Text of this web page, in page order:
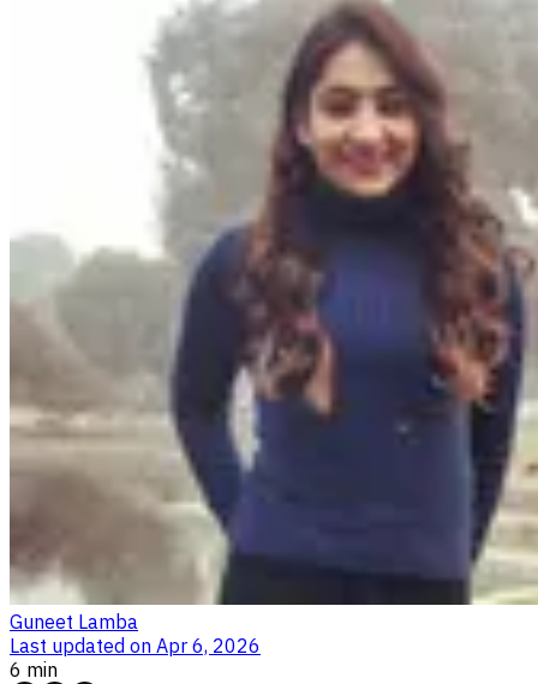
Guneet Lamba
Last updated on Apr 6, 2026
6 min